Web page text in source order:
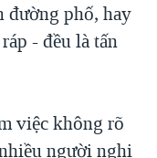
đường phố, hay
- đều là tấn
việc không rõ
người nghi